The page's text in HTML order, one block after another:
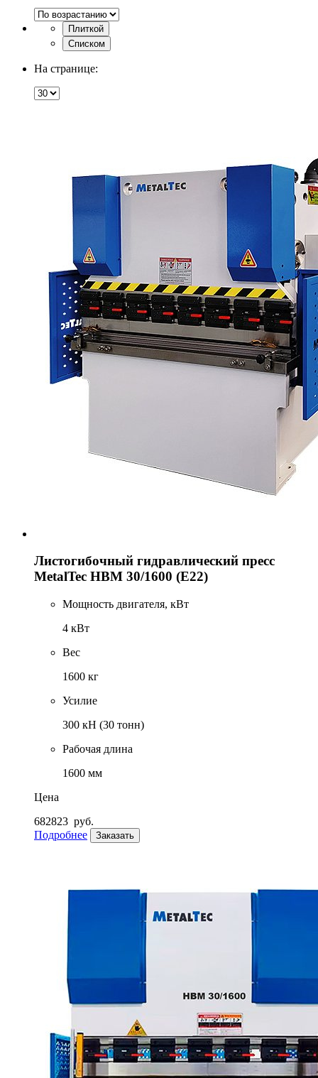
Плиткой
Списком
На странице:
Листогибочный гидравлический пресс
MetalTec HBM 30/1600 (E22)
Мощность двигателя, кВт
4 кВт
Вес
1600 кг
Усилие
300 кН (30 тонн)
Рабочая длина
1600 мм
Цена
682823 руб.
Подробнее
Заказать